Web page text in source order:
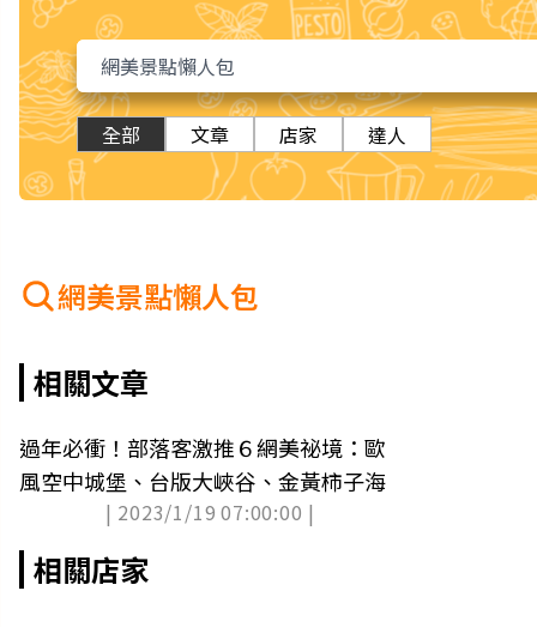
全部 文章 店家 達人
網美景點懶人包
相關文章
過年必衝！部落客激推６網美祕境：歐
風空中城堡、台版大峽谷、金黃柿子海
| 2023/1/19 07:00:00 |
相關店家